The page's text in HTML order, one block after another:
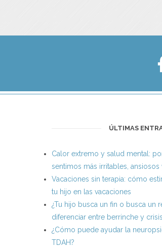
ÚLTIMAS
Calor extremo y salud mental:
sentimos más irritables, ansiosos
Vacaciones sin terapia: cómo
tu hijo en las vacaciones
¿Tu hijo busca un fin o busca un
diferenciar entre berrinche y
¿Cómo puede ayudar la
TDAH?